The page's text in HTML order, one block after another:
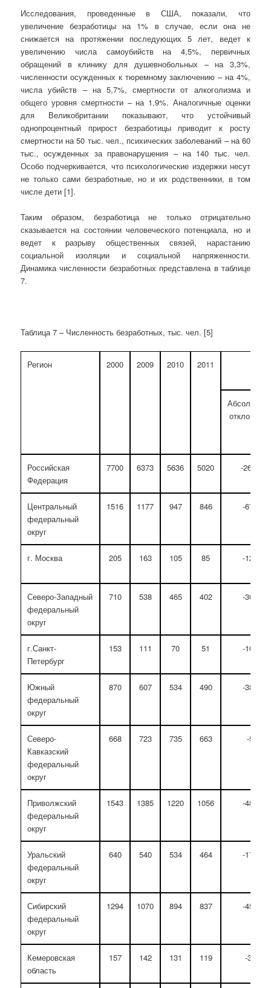
Исследования, проведенные в США, показали, что
увеличение безработицы на 1% в случае, если она не
снижается на протяжении последующих 5 лет, ведет к
увеличению числа самоубийств на 4,5%, первичных
обращений в клинику для душевнобольных – на 3,3%,
численности осужденных к тюремному заключению – на 4%,
числа убийств – на 5,7%, смертности от алкоголизма и
общего уровня смертности – на 1,9%. Аналогичные оценки
для Великобритании показывают, что устойчивый
однопроцентный прирост безработицы приводит к росту
смертности на 50 тыс. чел., психических заболеваний – на 60
тыс., осужденных за правонарушения – на 140 тыс. чел.
Особо подчеркивается, что психологические издержки несут
не только сами безработные, но и их родственники, в том
числе дети [1].
Таким образом, безработица не только отрицательно
сказывается на состоянии человеческого потенциала, но и
ведет к разрыву общественных связей, нарастанию
социальной изоляции и социальной напряженности.
Динамика численности безработных представлена в таблице
7.
Таблица 7 – Численность безработных, тыс. чел. [5]
Регион 2000 2009 2010 2011
отклонение
Российская
Федерация
7700 6373 5636 5020 -2680
Центральный
федеральный
округ
1516 1177 947 846 -670
г. Москва 205 163 105 85 -120
Северо-Западный
федеральный
округ
710 538 465 402 -308
г.Санкт-
Петербург
153 111 70 51 -102
Южный
федеральный
округ
870 607 534 490 -380
Северо-
Кавказский
федеральный
округ
668 723 735 663 -5
Приволжский
федеральный
округ
1543 1385 1220 1056 -487
Уральский
федеральный
округ
640 540 534 464 -176
Сибирский
федеральный
округ
1294 1070 894 837 -457
Кемеровская
область
157 142 131 119 -38